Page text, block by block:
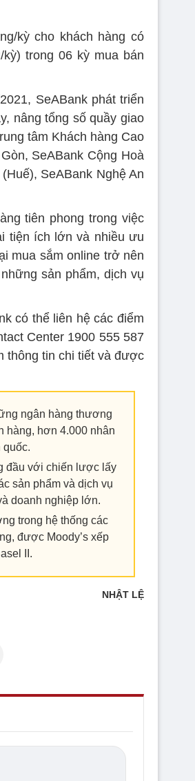
kỳ cho khách hàng có
trong 06 kỳ mua bán
SeABank phát triển
nâng tổng số quầy giao
tâm Khách hàng Cao
SeABank Cộng Hoà
SeABank Nghệ An
tiên phong trong việc
tiện ích lớn và nhiều ưu
mua sắm online trở nên
sản phẩm, dịch vụ
có thể liên hệ các điểm
Center 1900 555 587
thông tin chi tiết và được
ngân hàng thương
hàng, hơn 4.000 nhân
quốc.
đầu với chiến lược lấy
sản phẩm và dịch vụ
doanh nghiệp lớn.
trong hệ thống các
được Moody’s xếp
II.
NHẬT LỆ